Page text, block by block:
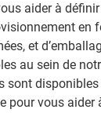
aider à
en
et
au sein de
sont
pour vous aider